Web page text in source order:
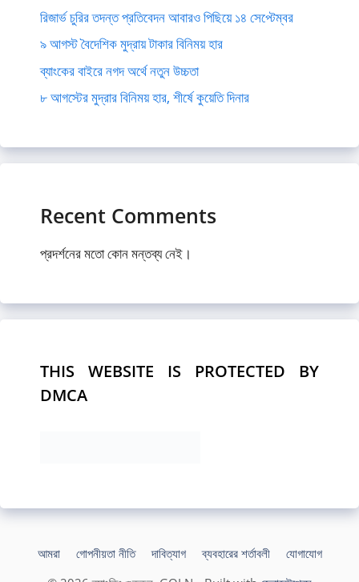
রিজার্ভ চুরির তদন্ত প্রতিবেদন আবারও পিছিয়ে ১৪ সেপ্টেম্বর
৯ আগস্ট বৈদেশিক মুদ্রায় টাকার বিনিময় হার
ব্যাংকের বাইরে নগদ অর্থে নতুন উচ্চতা
৮ আগস্টের মুদ্রার বিনিময় হার, শীর্ষে কুয়েতি দিনার
Recent Comments
প্রদর্শনের মতো কোন মন্তব্য নেই।
THIS WEBSITE IS PROTECTED BY
DMCA
আমরা গোপনীয়তা নীতি দাবিত্যাগ ব্যবহারের শর্তাবলী
যোগাযোগ